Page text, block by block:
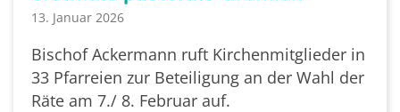
13. Januar 2026
Bischof Ackermann ruft Kirchenmitglieder in
33 Pfarreien zur Beteiligung an der Wahl der
Räte am 7./ 8. Februar auf.